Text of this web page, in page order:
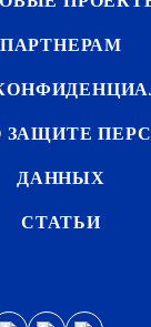
ПАРТНЕРАМ
ЗАЩИТЕ
ДАННЫХ
СТАТЬИ